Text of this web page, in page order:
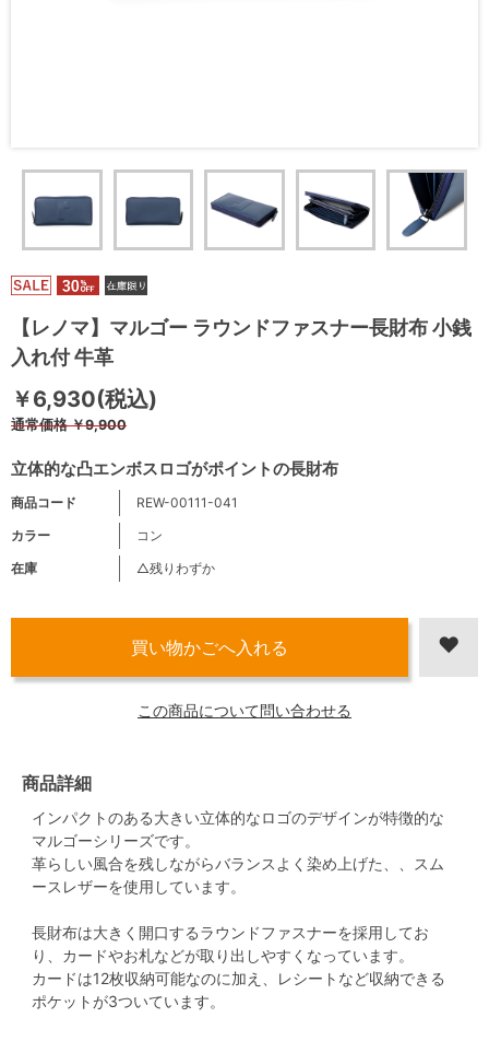
【レノマ】マルゴー ラウンドファスナー長財布 小銭
入れ付 牛革
立体的な凸エンボスロゴがポイントの長財布
￥6,930(税込)
通常価格￥9,900
商品コード
REW-00111-041
カラー
コン
在庫
△残りわずか
この商品について問い合わせる
商品詳細
インパクトのある大きい立体的なロゴのデザインが特徴的な
マルゴーシリーズです。
革らしい風合を残しながらバランスよく染め上げた、、スム
ースレザーを使用しています。
長財布は大きく開口するラウンドファスナーを採用してお
り、カードやお札などが取り出しやすくなっています。
カードは12枚収納可能なのに加え、レシートなど収納できる
ポケットが3ついています。